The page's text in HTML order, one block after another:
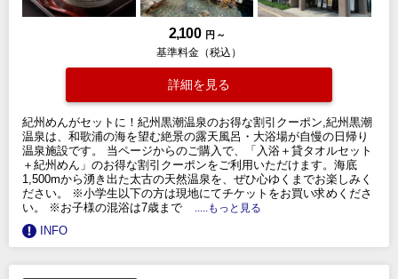
2,100 円 ～
基準料金（税込）
詳細を見る
紀州めんがセットに！紀州黒潮温泉のお得な割引クーポン,紀州黒潮
温泉は、和歌浦の海を望む絶景の露天風呂・大浴場が自慢の日帰り
温泉施設です。 当ページからのご購入で、「入浴＋貸タオルセット
＋紀州めん」のお得な割引クーポンをご利用いただけます。海底
1,500mから湧き出た太古の天然温泉を、ぜひ心ゆくまでお楽しみく
ださい。 ※小学生以下の方は現地にてチケットをお買い求めくださ
い。 ※お子様の混浴は7歳まで
.....もっと見る
INFO